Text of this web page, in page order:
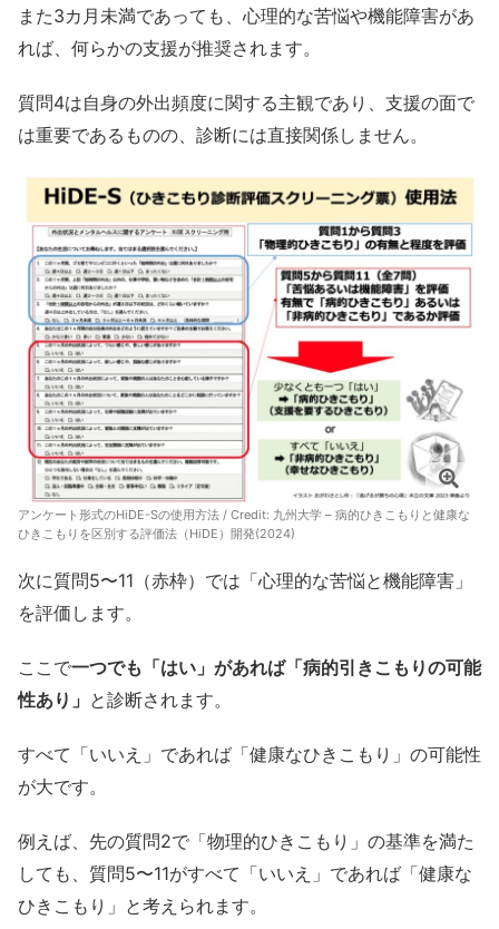
また3カ月未満であっても、心理的な苦悩や機能障害があ
れば、何らかの支援が推奨されます。
質問4は自身の外出頻度に関する主観であり、支援の面で
は重要であるものの、診断には直接関係しません。
アンケート形式のHiDE-Sの使用方法 / Credit: 九州大学 – 病的ひきこもりと健康な
ひきこもりを区別する評価法（HiDE）開発(2024)
次に質問5〜11（赤枠）では「心理的な苦悩と機能障害」
を評価します。
ここで一つでも「はい」があれば「病的引きこもりの可能
性あり」 と診断されます。
すべて「いいえ」であれば「健康なひきこもり」の可能性
が大です。
例えば、先の質問2で「物理的ひきこもり」の基準を満た
しても、質問5〜11がすべて「いいえ」であれば「健康な
ひきこもり」と考えられます。